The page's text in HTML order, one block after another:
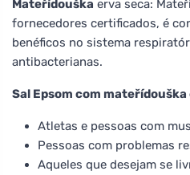
Mateřídouška erva seca:
fornecedores certificados, é
benéficos no sistema
antibacterianas.
Sal Epsom com mateřídouška
Atletas e pessoas com
Pessoas com problemas
Aqueles que desejam se